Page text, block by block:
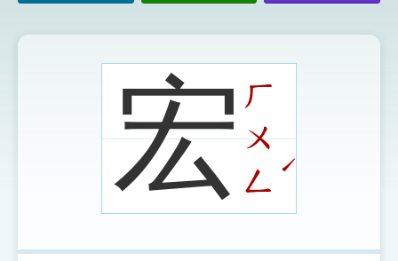
示
圖
宏ㄏ
ㄨ
ㄥ
ˊ